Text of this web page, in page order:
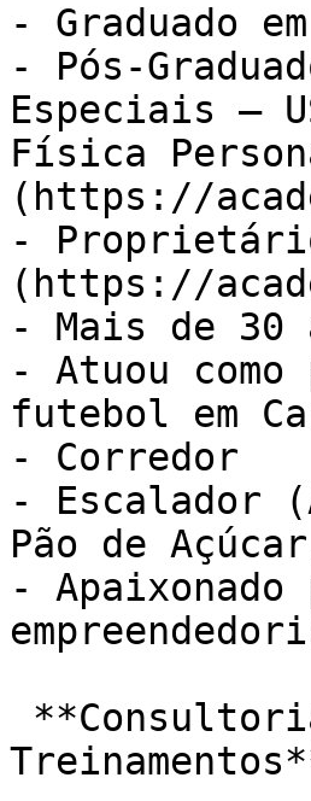
- Graduado
- Pós-
Especiais –
Física
(https://
-
(https://
- Mais de 30
- Atuou
futebol em
- Corredor
- Escalador
Pão de
-